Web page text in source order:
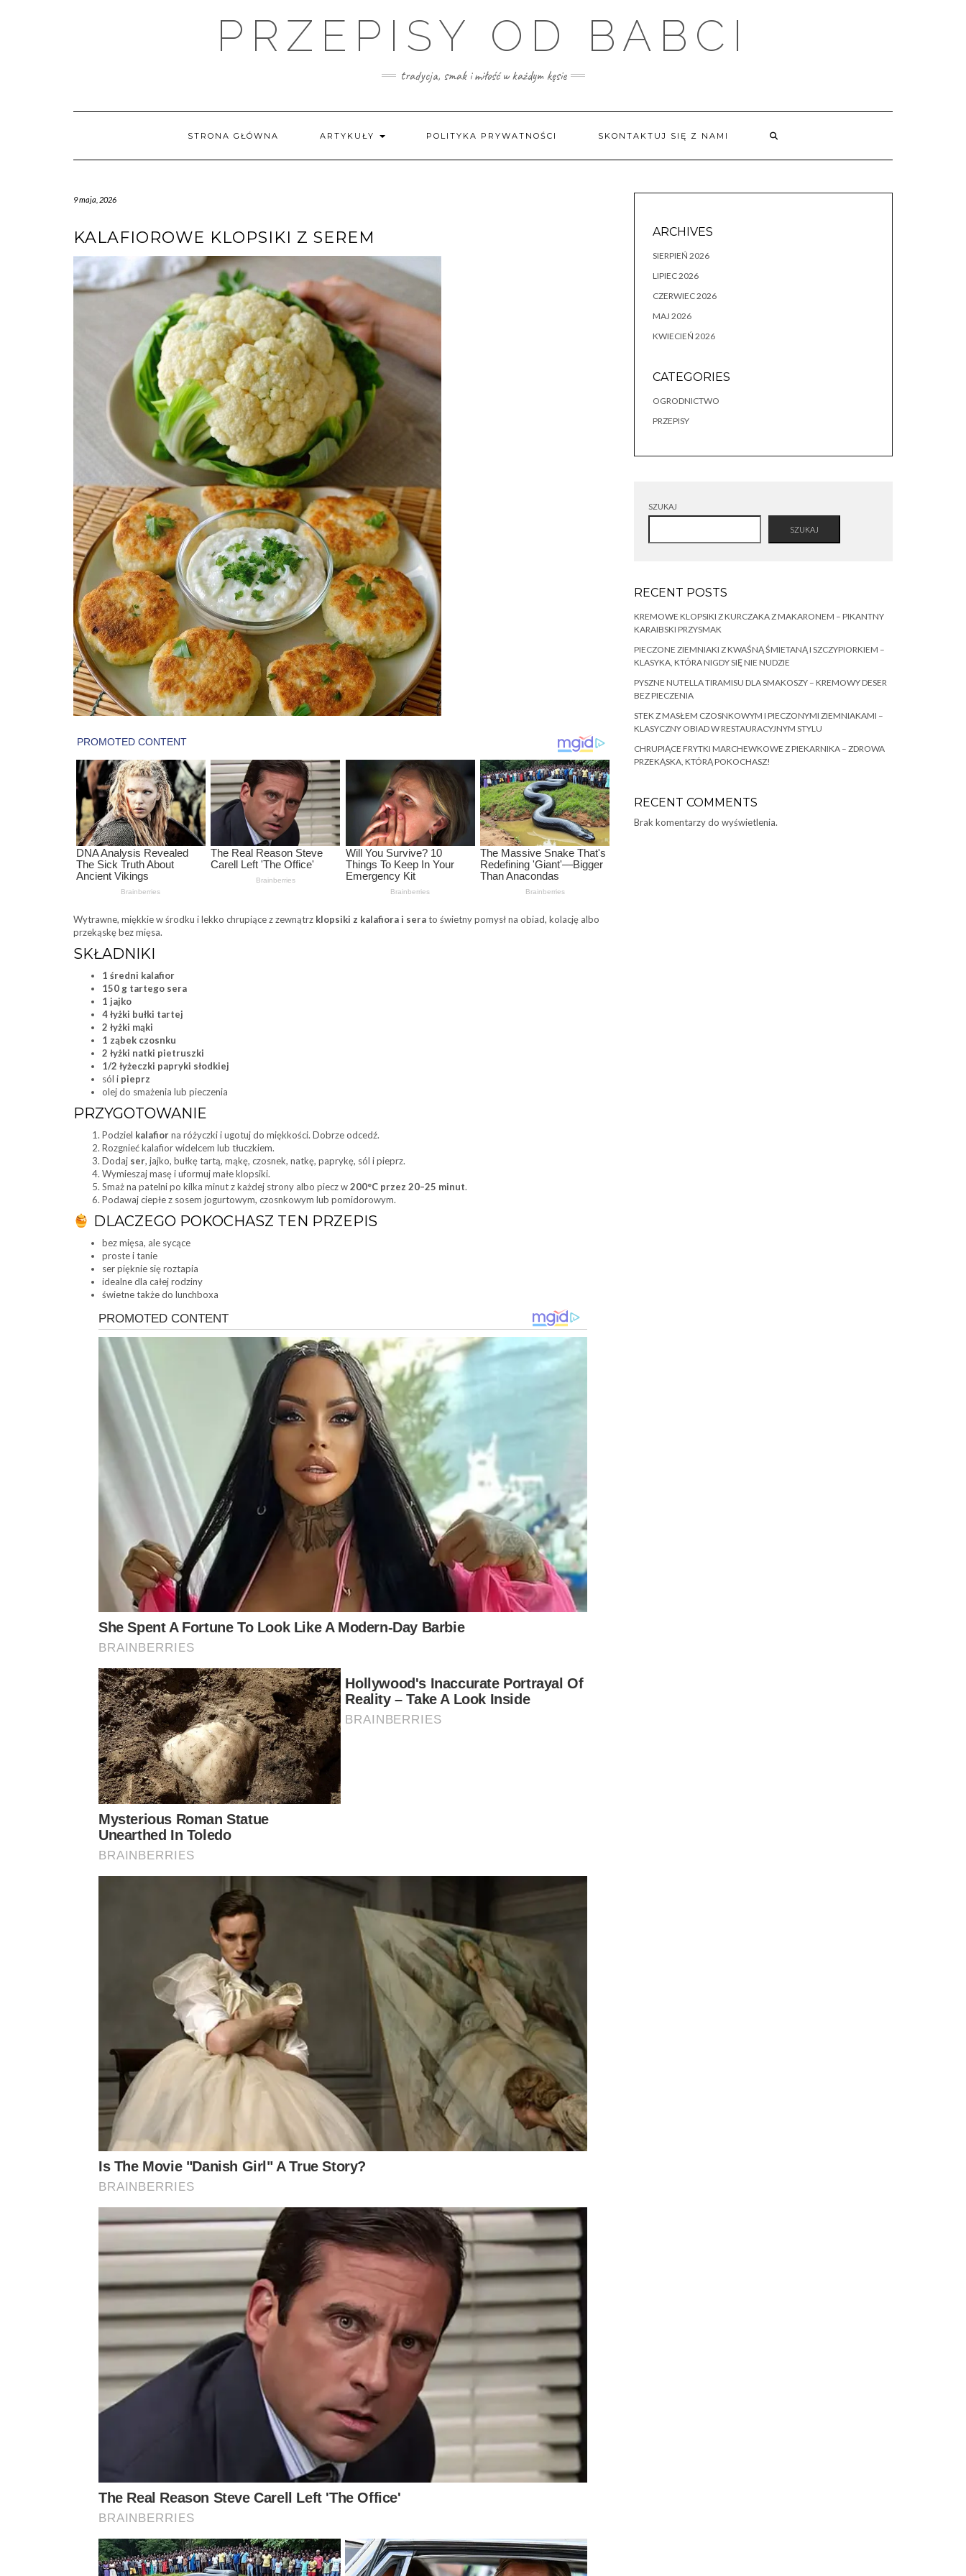
PRZEPISY OD BABCI
tradycja, smak i miłość w każdym kęsie
STRONA GŁÓWNA ARTYKUŁY POLITYKA PRYWATNOŚCI SKONTAKTUJ SIĘ Z NAMI
9 maja, 2026
KALAFIOROWE KLOPSIKI Z SEREM
Wytrawne, miękkie w środku i lekko chrupiące z zewnątrz klopsiki z kalafiora i serato świetny pomysł na obiad, kolację albo
przekąskę bez mięsa.
SKŁADNIKI
1 średni kalafior
150 g tartego sera
1 jajko
4 łyżki bułki tartej
2 łyżki mąki
1 ząbek czosnku
2 łyżki natki pietruszki
1/2 łyżeczki papryki słodkiej
sól i pieprz
olej do smażenia lub pieczenia
PRZYGOTOWANIE
Podziel kalafiorna różyczki i ugotuj do miękkości. Dobrze odcedź.
Rozgnieć kalafior widelcem lub tłuczkiem.
Dodaj ser, jajko, bułkę tartą, mąkę, czosnek, natkę, paprykę, sól i pieprz.
Wymieszaj masę i uformuj małe klopsiki.
Smaż na patelni po kilka minut z każdej strony albo piecz w200°C przez 20–25 minut.
Podawaj ciepłe z sosem jogurtowym, czosnkowym lub pomidorowym.
DLACZEGO POKOCHASZ TEN PRZEPIS
bez mięsa, ale sycące
proste i tanie
ser pięknie się roztapia
idealne dla całej rodziny
świetne także do lunchboxa
ARCHIVES
SIERPIEŃ 2026
LIPIEC 2026
CZERWIEC 2026
MAJ 2026
KWIECIEŃ 2026
CATEGORIES
OGRODNICTWO
PRZEPISY
SZUKAJ
SZUKAJ
RECENT POSTS
KREMOWE KLOPSIKI Z KURCZAKA Z MAKARONEM – PIKANTNY
KARAIBSKI PRZYSMAK
PIECZONE ZIEMNIAKI Z KWAŚNĄ ŚMIETANĄ I SZCZYPIORKIEM –
KLASYKA, KTÓRA NIGDY SIĘ NIE NUDZIE
PYSZNE NUTELLA TIRAMISU DLA SMAKOSZY – KREMOWY DESER
BEZ PIECZENIA
STEK Z MASŁEM CZOSNKOWYM I PIECZONYMI ZIEMNIAKAMI –
KLASYCZNY OBIAD W RESTAURACYJNYM STYLU
CHRUPIĄCE FRYTKI MARCHEWKOWE Z PIEKARNIKA – ZDROWA
PRZEKĄSKA, KTÓRĄ POKOCHASZ!
RECENT COMMENTS
Brak komentarzy do wyświetlenia.